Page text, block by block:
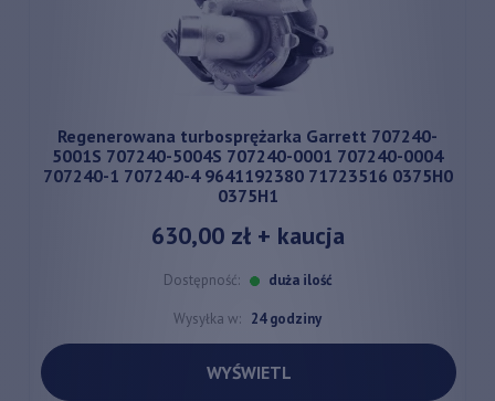
Regenerowana turbosprężarka Garrett 707240-
5001S 707240-5004S 707240-0001 707240-0004
707240-1 707240-4 9641192380 71723516 0375H0
0375H1
630,00 zł+ kaucja
Dostępność: duża ilość
Wysyłka w: 24 godziny
WYŚWIETL